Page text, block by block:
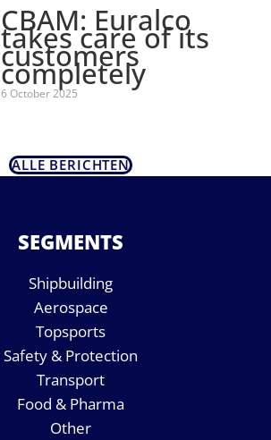
CBAM: Euralco
takes care of its
customers
completely
6 October 2025
ALLE BERICHTEN
SEGMENTS
Shipbuilding
Aerospace
Topsports
Safety & Protection
Transport
Food & Pharma
Other